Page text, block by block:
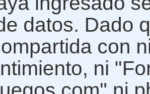
datos. Dado
con
ni